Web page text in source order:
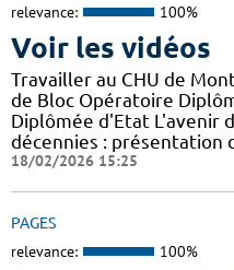
relevance: 100%
Voir les vidéos
Travailler au CHU de
de Bloc Opératoire
Diplômée d'Etat L'avenir
décennies : présentation
18/02/2026 15:25
PAGES
relevance: 100%